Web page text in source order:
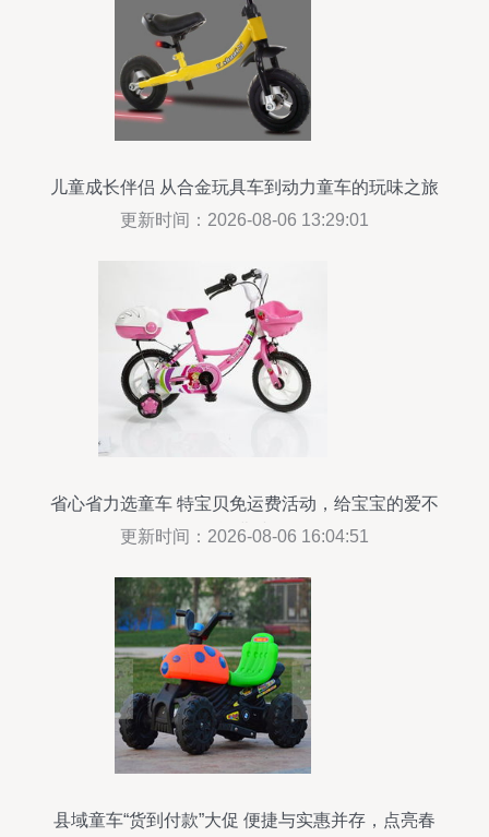
儿童成长伴侣 从合金玩具车到动力童车的玩味之旅
更新时间：2026-08-06 13:29:01
省心省力选童车 特宝贝免运费活动，给宝宝的爱不
留运费缺口
更新时间：2026-08-06 16:04:51
县域童车“货到付款”大促 便捷与实惠并存，点亮春